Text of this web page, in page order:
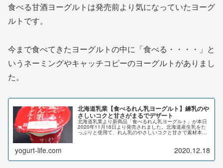
食べる甘酒ヨーグルトは発売前より気になっていたヨーグ
ルトです。
今まで食べてきたヨーグルトの中に「食べる・・・・」と
いうネーミングやキャッチコピーのヨーグルトがありまし
た。
北海道乳業【食べるれん乳ヨーグルト】練乳のや
さしいコクと甘さがまるでデザート
北海道乳業より新商品「食べるれん乳ヨーグルト」が本日
2020年11月16日より発売されました。北海道産生乳をた
っぷりと使用て、れん乳のやさしいコクと甘さで素材本来
yogurt-life.com 2020.12.18